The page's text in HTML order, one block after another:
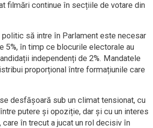
filmări continue în secțiile de votare din
politic să intre în Parlament este necesar
5%, în timp ce blocurile electorale au
independenți de 2%. Mandatele
proporțional între formațiunile care
desfășoară sub un climat tensionat, cu
putere și opoziție, dar și cu un interes
în trecut a jucat un rol decisiv în